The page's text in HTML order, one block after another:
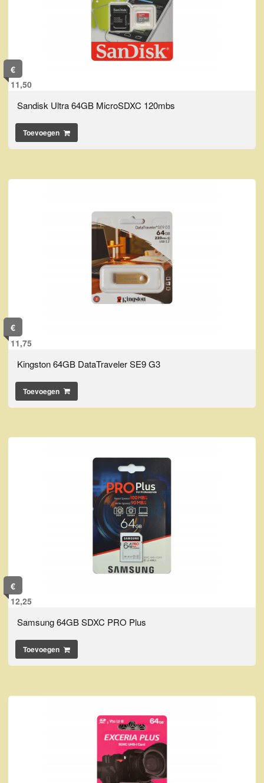
€
11,50
Sandisk Ultra 64GB MicroSDXC 120mbs
Toevoegen
€
11,75
Kingston 64GB DataTraveler SE9 G3
Toevoegen
€
12,25
Samsung 64GB SDXC PRO Plus
Toevoegen